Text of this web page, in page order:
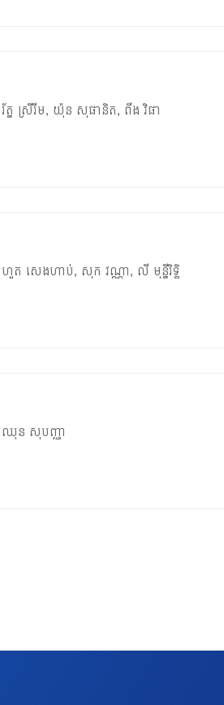
រ័ត្ន ស្រីរីម, យ៉ុន សុផានិត, ពឹង វិផា
ហួត សេងហាប់, សុក វណ្ណា, លី មុន្នីរិទ្ធិ
ឈុន សុបញ្ញា